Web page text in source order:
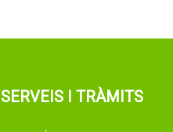
SERVEIS I TRÀMITS